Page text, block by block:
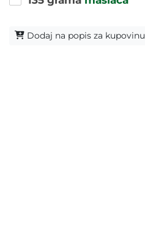
Dodaj na popis za kupovinu